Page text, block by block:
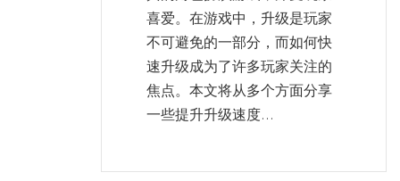
喜爱。在游戏中，升级是玩家
不可避免的一部分，而如何快
速升级成为了许多玩家关注的
焦点。本文将从多个方面分享
一些提升升级速度...